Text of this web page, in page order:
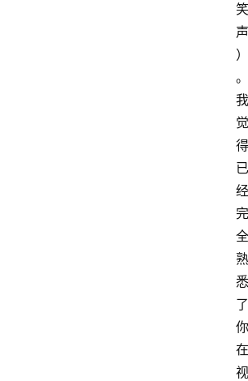
笑
声
）
。
我
觉
得
已
经
完
全
熟
悉
了
你
在
视